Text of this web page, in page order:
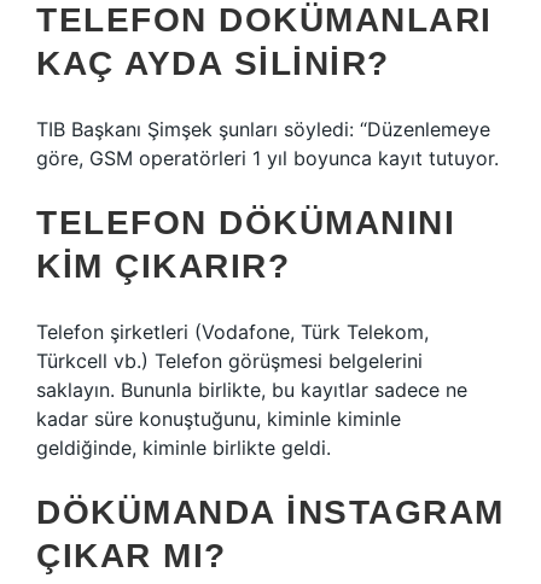
TELEFON DOKÜMANLARI
KAÇ AYDA SILINIR?
TIB Başkanı Şimşek şunları söyledi: “Düzenlemeye
göre, GSM operatörleri 1 yıl boyunca kayıt tutuyor.
TELEFON DÖKÜMANINI
KIM ÇIKARIR?
Telefon şirketleri (Vodafone, Türk Telekom,
Türkcell vb.) Telefon görüşmesi belgelerini
saklayın. Bununla birlikte, bu kayıtlar sadece ne
kadar süre konuştuğunu, kiminle kiminle
geldiğinde, kiminle birlikte geldi.
DÖKÜMANDA INSTAGRAM
ÇIKAR MI?